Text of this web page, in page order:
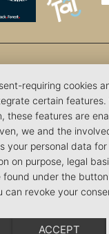
requiring cookies
certain
these features are
we and the
your personal data for
on purpose, legal
found under the
can revoke your
ACCEPT